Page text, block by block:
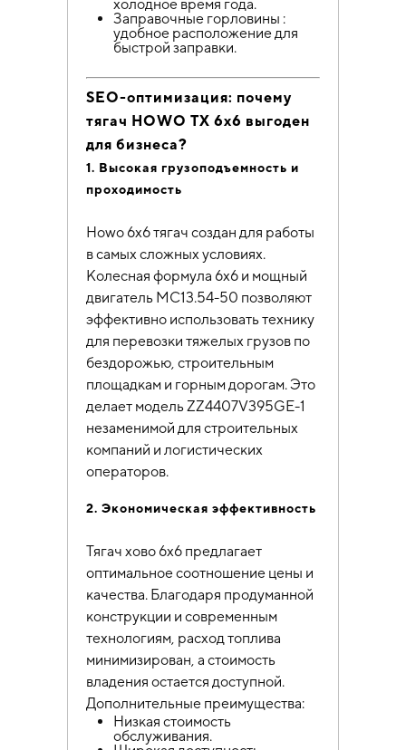
холодное время года.
Заправочные горловины :
удобное расположение для
быстрой заправки.
SEO-оптимизация: почему
тягач HOWO TX 6х6 выгоден
для бизнеса?
1. Высокая грузоподъемность и
проходимость
Howo 6х6 тягач создан для работы
в самых сложных условиях.
Колесная формула 6х6 и мощный
двигатель MC13.54-50 позволяют
эффективно использовать технику
для перевозки тяжелых грузов по
бездорожью, строительным
площадкам и горным дорогам. Это
делает модель ZZ4407V395GE-1
незаменимой для строительных
компаний и логистических
операторов.
2. Экономическая эффективность
Тягач хово 6х6 предлагает
оптимальное соотношение цены и
качества. Благодаря продуманной
конструкции и современным
технологиям, расход топлива
минимизирован, а стоимость
владения остается доступной.
Дополнительные преимущества:
Низкая стоимость
обслуживания.